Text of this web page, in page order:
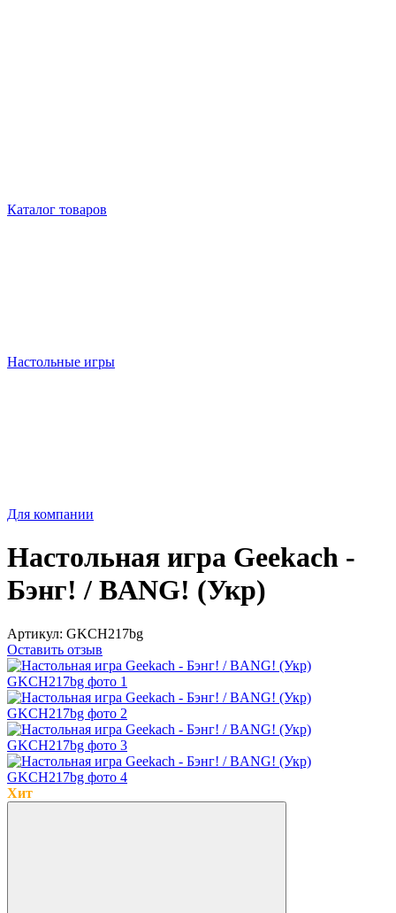
Каталог товаров
Настольные игры
Для компании
Настольная игра Geekach -
Бэнг! / BANG! (Укр)
Артикул: GKCH217bg
Оставить отзыв
Хит